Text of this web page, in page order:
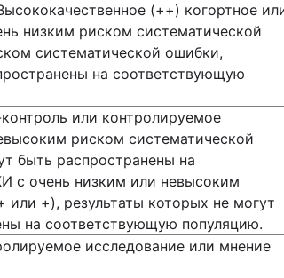
(++) когортное
низким риском систематической
систематической ошибки,
на соответствующую
или контролируемое
риском систематической
быть распространены на
с очень низким или невысоким
+), результаты которых не могут
на соответствующую популяцию.
исследование или мнение